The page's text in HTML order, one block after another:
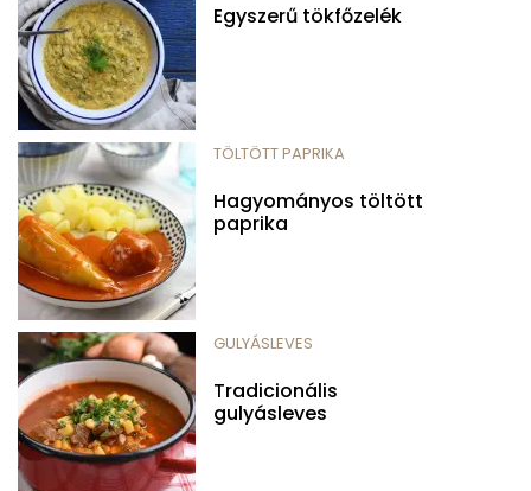
Egyszerű tökfőzelék
TÖLTÖTT PAPRIKA
Hagyományos töltött
paprika
GULYÁSLEVES
Tradicionális
gulyásleves